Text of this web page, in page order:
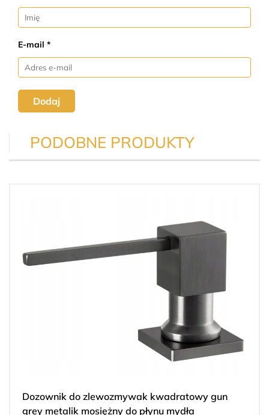
E-mail *
Dodaj
PODOBNE PRODUKTY
Dozownik do zlewozmywak kwadratowy gun
grey metalik mosiężny do płynu mydła